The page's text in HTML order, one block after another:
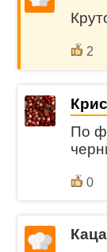
2
По
0